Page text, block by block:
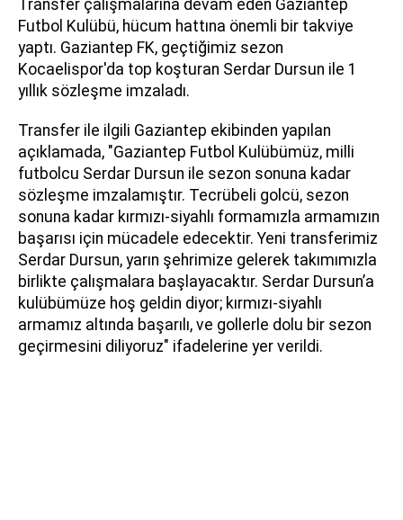
Transfer çalışmalarına devam eden Gaziantep
Futbol Kulübü, hücum hattına önemli bir takviye
yaptı. Gaziantep FK, geçtiğimiz sezon
Kocaelispor'da top koşturan Serdar Dursun ile 1
yıllık sözleşme imzaladı.
Transfer ile ilgili Gaziantep ekibinden yapılan
açıklamada, "Gaziantep Futbol Kulübümüz, milli
futbolcu Serdar Dursun ile sezon sonuna kadar
sözleşme imzalamıştır. Tecrübeli golcü, sezon
sonuna kadar kırmızı-siyahlı formamızla armamızın
başarısı için mücadele edecektir. Yeni transferimiz
Serdar Dursun, yarın şehrimize gelerek takımımızla
birlikte çalışmalara başlayacaktır. Serdar Dursun’a
kulübümüze hoş geldin diyor; kırmızı-siyahlı
armamız altında başarılı, ve gollerle dolu bir sezon
geçirmesini diliyoruz" ifadelerine yer verildi.